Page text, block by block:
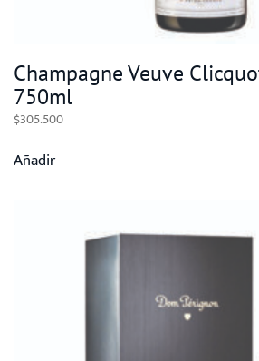
Champagne Veuve
750ml
$305.500
Añadir